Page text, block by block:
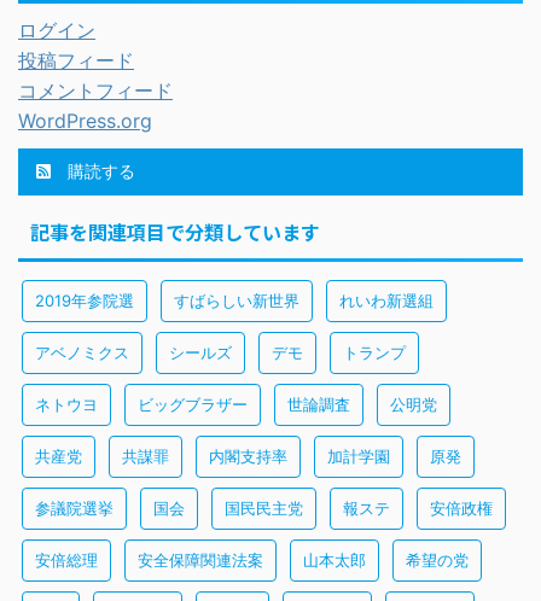
ログイン
投稿フィード
コメントフィード
WordPress.org
購読する
記事を関連項目で分類しています
2019年参院選 すばらしい新世界 れいわ新選組
アベノミクス シールズ デモ トランプ
ネトウヨ ビッグブラザー 世論調査 公明党
共産党 共謀罪 内閣支持率 加計学園 原発
参議院選挙 国会 国民民主党 報ステ 安倍政権
安倍総理 安全保障関連法案 山本太郎 希望の党